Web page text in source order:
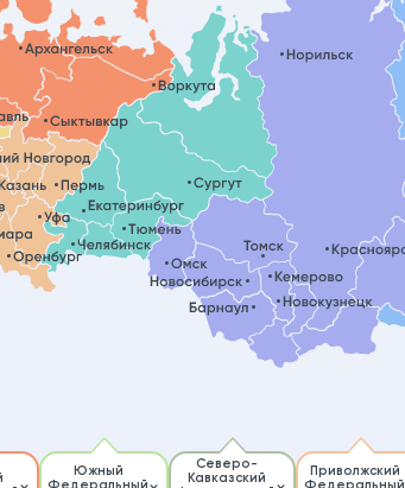
Южный
Федеральный
Северо-
Кавказский
Приволжский
Федеральный